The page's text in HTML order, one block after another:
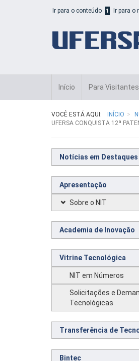
Ir para o conteúdo 1 Ir para o
Início Para Visitantes
VOCÊ ESTÁ AQUI: INÍCIO
UFERSA CONQUISTA 12ª
Notícias em Destaques
Apresentação
Sobre o NIT
Academia de Inovação
Vitrine Tecnológica
NIT em Números
Solicitações e
Tecnológicas
Transferência de
Bintec